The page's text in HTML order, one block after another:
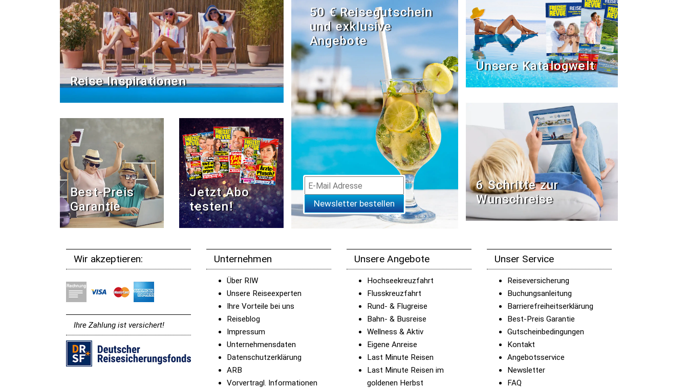
Reise Inspirationen
Best-Preis
Garantie
Jetzt Abo
testen!
50 € Reisegutschein
und exklusive
Angebote
Newsletter bestellen
Unsere Katalogwelt
6 Schritte zur
Wunschreise
Wir akzeptieren:
Ihre Zahlung ist versichert!
Unternehmen
Über RIW
Unsere Reiseexperten
Ihre Vorteile bei uns
Reiseblog
Impressum
Unternehmensdaten
Datenschutzerklärung
ARB
Vorvertragl. Informationen
Unsere Angebote
Hochseekreuzfahrt
Flusskreuzfahrt
Rund- & Flugreise
Bahn- & Busreise
Wellness & Aktiv
Eigene Anreise
Last Minute Reisen
Last Minute Reisen im
goldenen Herbst
Unser Service
Reiseversicherung
Buchungsanleitung
Barrierefreiheitserklärung
Best-Preis Garantie
Gutscheinbedingungen
Kontakt
Angebotsservice
Newsletter
FAQ